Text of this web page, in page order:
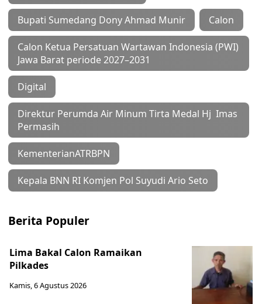
Bupati Sumedang Dony Ahmad Munir Calon
Calon Ketua Persatuan Wartawan Indonesia (PWI)
Jawa Barat periode 2027–2031
Digital
Direktur Perumda Air Minum Tirta Medal Hj Imas
Permasih
KementerianATRBPN
Kepala BNN RI Komjen Pol Suyudi Ario Seto
Berita Populer
Lima Bakal Calon Ramaikan
Pilkades
Kamis, 6 Agustus 2026